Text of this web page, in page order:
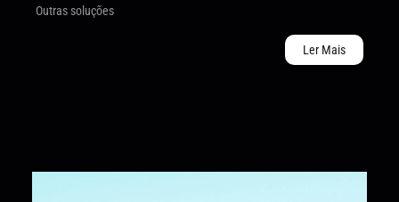
Outras soluções
Ler Mais